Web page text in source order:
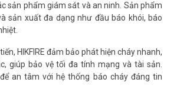
sản phẩm giám sát và an ninh. Sản phẩm
sản xuất đa dạng như đầu báo khói, báo
HIKFIRE đảm bảo phát hiện cháy nhanh,
giúp bảo vệ tối đa tính mạng và tài sản.
để an tâm với hệ thống báo cháy đáng tin